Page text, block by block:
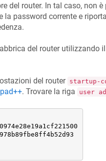
del router. In tal caso, non è
la password corrente e
del router utilizzando
del router startup-
. Trovare la riga user